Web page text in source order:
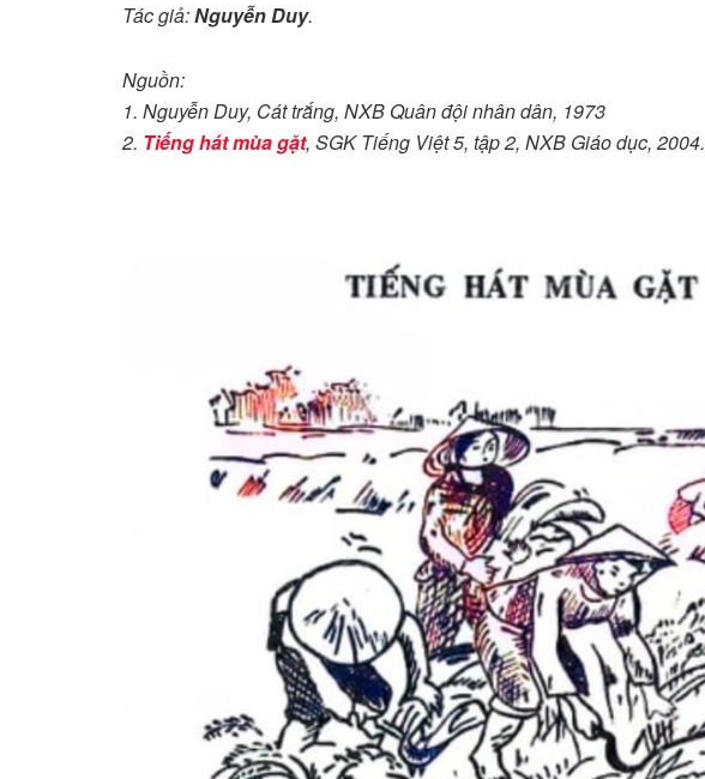
Tác giả:Nguyễn Duy.
Nguồn:
1. Nguyễn Duy, Cát trắng, NXB Quân đội nhân dân, 1973
2. Tiếng hát mùa gặt, SGK Tiếng Việt 5, tập 2, NXB Giáo dục, 2004.